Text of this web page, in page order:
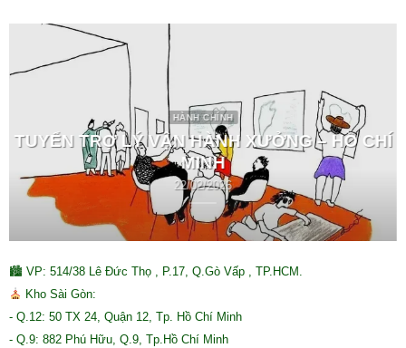
HÀNH CHÍNH
TUYỂN TRỢ LÝ VẬN HÀNH XƯỞNG – HỒ CHÍ
MINH
22/02/2026
🏙 VP: 514/38 Lê Đức Thọ , P.17, Q.Gò Vấp , TP.HCM.
Kho Sài Gòn:
- Q.12: 50 TX 24, Quận 12, Tp. Hồ Chí Minh
- Q.9: 882 Phú Hữu, Q.9, Tp.Hồ Chí Minh